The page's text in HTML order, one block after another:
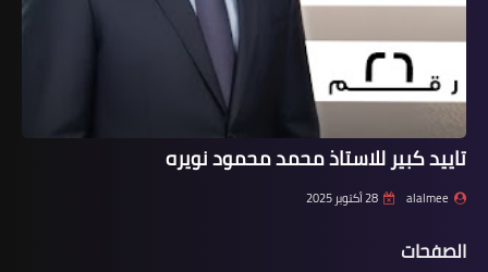
تاييد كبير للاستاذ محمد محمود نويره
alalmee 28 أكتوبر 2025
الصفحات